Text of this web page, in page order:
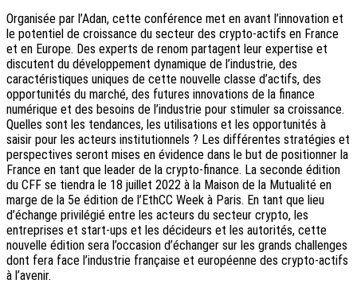
Organisée par l’Adan, cette conférence met en avant l’innovation et
le potentiel de croissance du secteur des crypto-actifs en France
et en Europe. Des experts de renom partagent leur expertise et
discutent du développement dynamique de l’industrie, des
caractéristiques uniques de cette nouvelle classe d’actifs, des
opportunités du marché, des futures innovations de la finance
numérique et des besoins de l’industrie pour stimuler sa croissance.
Quelles sont les tendances, les utilisations et les opportunités à
saisir pour les acteurs institutionnels ? Les différentes stratégies et
perspectives seront mises en évidence dans le but de positionner la
France en tant que leader de la crypto-finance. La seconde édition
du CFF se tiendra le 18 juillet 2022 à la Maison de la Mutualité en
marge de la 5e édition de l’EthCC Week à Paris. En tant que lieu
d’échange privilégié entre les acteurs du secteur crypto, les
entreprises et start-ups et les décideurs et les autorités, cette
nouvelle édition sera l’occasion d’échanger sur les grands challenges
dont fera face l’industrie française et européenne des crypto-actifs
à l’avenir.